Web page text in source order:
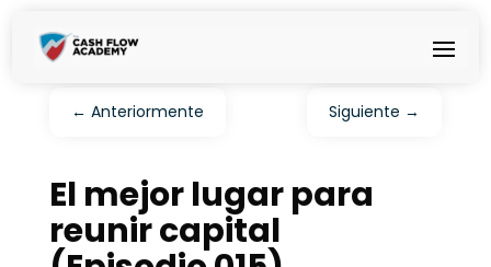
← Anteriormente Siguiente →
El mejor lugar para
reunir capital